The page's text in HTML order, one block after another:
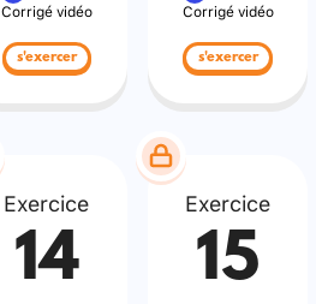
Corrigé vidéo
s'exercer
Corrigé vidéo
s'exercer
Exercice
14
Exercice
15